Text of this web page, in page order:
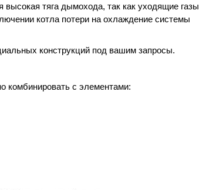
высокая тяга дымохода, так как уходящие газы
котла потери на охлаждение системы
конструкций под вашим запросы.
комбинировать с элементами: